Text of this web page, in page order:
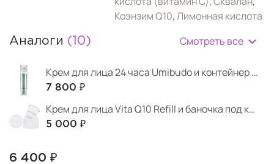
Коэнзим Q10,Лимонная кислота
Аналоги (10) Смотреть все
Крем для лица 24 часа Umibudo и контейнер под крем
7 800 ₽
Крем для лица Vita Q10 Refill и баночка под крем
5 000 ₽
6 400 ₽